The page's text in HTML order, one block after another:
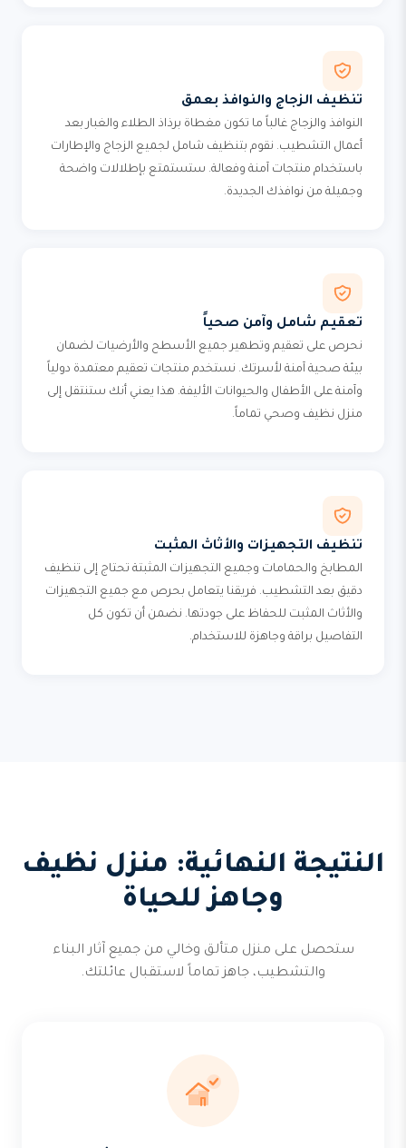
تنظيف الزجاج والنوافذ بعمق
النوافذ والزجاج غالباً ما تكون مغطاة برذاذ الطلاء والغبار بعد
أعمال التشطيب. نقوم بتنظيف شامل لجميع الزجاج والإطارات
باستخدام منتجات آمنة وفعالة. ستستمتع بإطلالات واضحة
وجميلة من نوافذك الجديدة.
تعقيم شامل وآمن صحياً
نحرص على تعقيم وتطهير جميع الأسطح والأرضيات لضمان
بيئة صحية آمنة لأسرتك. نستخدم منتجات تعقيم معتمدة دولياً
وآمنة على الأطفال والحيوانات الأليفة. هذا يعني أنك ستنتقل إلى
منزل نظيف وصحي تماماً.
تنظيف التجهيزات والأثاث المثبت
المطابخ والحمامات وجميع التجهيزات المثبتة تحتاج إلى تنظيف
دقيق بعد التشطيب. فريقنا يتعامل بحرص مع جميع التجهيزات
والأثاث المثبت للحفاظ على جودتها. نضمن أن تكون كل
التفاصيل براقة وجاهزة للاستخدام.
النتيجة النهائية: منزل نظيف
وجاهز للحياة
ستحصل على منزل متألق وخالي من جميع آثار البناء
والتشطيب، جاهز تماماً لاستقبال عائلتك.